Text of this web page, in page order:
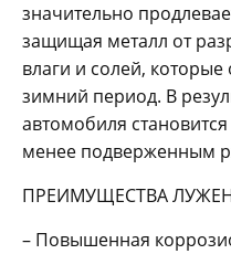
значительно
защищая металл от
влаги и солей,
зимний период. В
автомобиля
менее подверженным
ПРЕИМУЩЕСТВА
– Повышенная